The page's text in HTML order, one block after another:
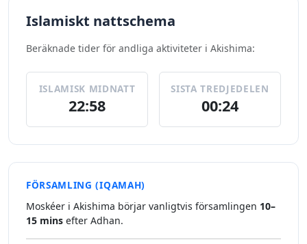
Islamiskt nattschema
Beräknade tider för andliga aktiviteter i Akishima:
ISLAMISK MIDNATT
22:58
SISTA TREDJEDELEN
00:24
FÖRSAMLING (IQAMAH)
Moskéer i Akishima börjar vanligtvis församlingen 10–
15 mins efter Adhan.